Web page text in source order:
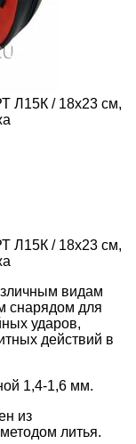
Л15К / 18х23 см,
Л15К / 18х23 см,
видам
снарядом для
ударов,
действий в
1,4-1,6 мм.
из
литья.